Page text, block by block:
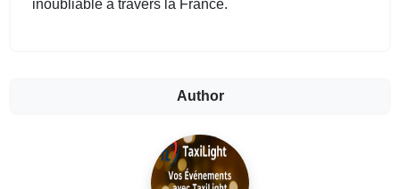
inoubliable à travers la France.
Author